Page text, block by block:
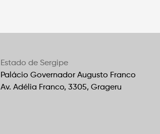
Estado de Sergipe
Palácio Governador Augusto Franco
Av. Adélia Franco, 3305, Grageru